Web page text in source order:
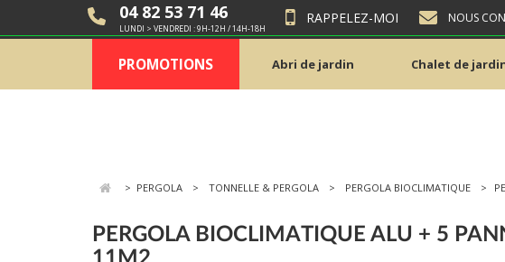
04 82 53 71 46
LUNDI > VENDREDI : 9H-12H / 14H-18H
RAPPELEZ-MOI NOUS
PROMOTIONS Abri de jardin Chalet de
> PERGOLA TONNELLE & PERGOLA PERGOLA BIOCLIMATIQUE
PERGOLA BIOCLIMATIQUE ALU + 5